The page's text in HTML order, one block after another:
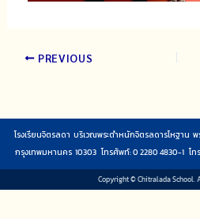
PREVIOUS
โรงเรียนจิตรลดา บริเวณพระตำหนักจิตรลดารโหฐาน
กรุงเทพมหานคร 10303 โทรศัพท์: 0 2280 4830-1 โท
Copyright © Chitralada School.